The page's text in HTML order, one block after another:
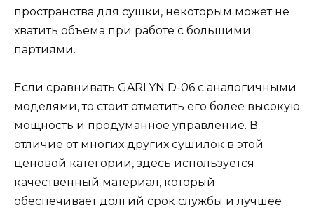
пространства для сушки, некоторым может не
хватить объема при работе с большими
партиями.
Если сравнивать GARLYN D-06 с аналогичными
моделями, то стоит отметить его более высокую
мощность и продуманное управление. В
отличие от многих других сушилок в этой
ценовой категории, здесь используется
качественный материал, который
обеспечивает долгий срок службы и лучшее